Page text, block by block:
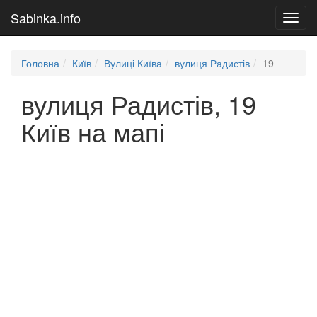
Sabinka.info
Головна Київ Вулиці Київа вулиця Радистів 19
вулиця Радистів, 19
Київ на мапі